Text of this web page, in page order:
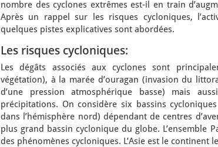
nombre des cyclones extrêmes est-il en train
Après un rappel sur les risques cycloniques,
quelques pistes explicatives sont abordées.
Les risques cycloniques:
Les dégâts associés aux cyclones sont
végétation), à la marée d’ouragan (invasion du
d’une pression atmosphérique basse) mais
précipitations. On considère six bassins
dans l’hémisphère nord) dépendant de centres
plus grand bassin cyclonique du globe. L’ensemble
des phénomènes cycloniques. L’Asie est le continent